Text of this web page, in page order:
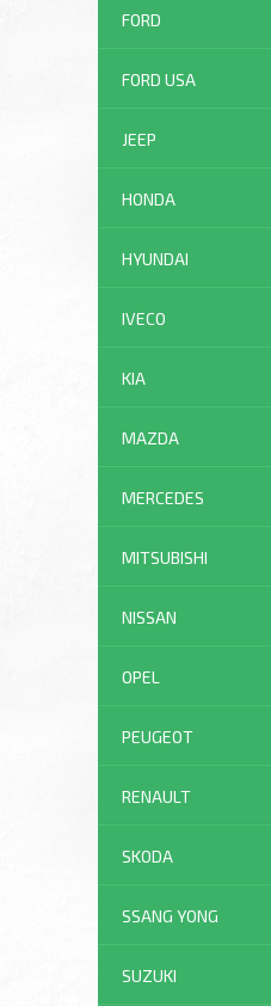
FORD
FORD USA
JEEP
HONDA
HYUNDAI
IVECO
KIA
MAZDA
MERCEDES
MITSUBISHI
NISSAN
OPEL
PEUGEOT
RENAULT
SKODA
SSANG YONG
SUZUKI